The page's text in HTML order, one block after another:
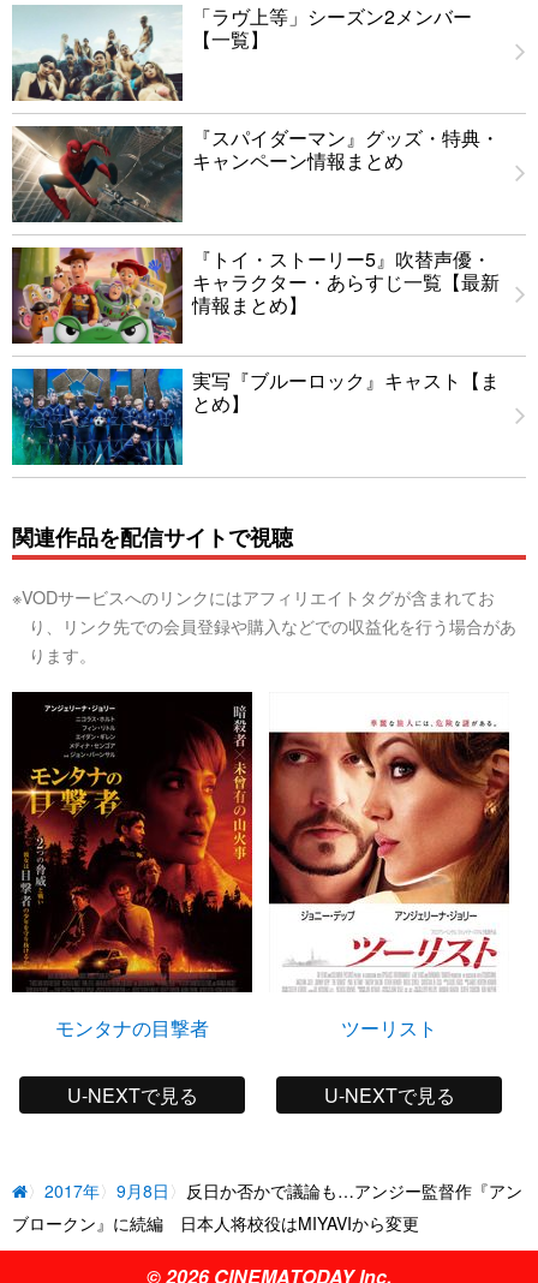
「ラヴ上等」シーズン2メンバー
【一覧】
『スパイダーマン』グッズ・特典・
キャンペーン情報まとめ
『トイ・ストーリー5』吹替声優・
キャラクター・あらすじ一覧【最新
情報まとめ】
実写『ブルーロック』キャスト【ま
とめ】
関連作品を配信サイトで視聴
※VODサービスへのリンクにはアフィリエイトタグが含まれてお
り、リンク先での会員登録や購入などでの収益化を行う場合があ
ります。
モンタナの目撃者
U-NEXTで見る
ツーリスト
U-NEXTで見る
2017年 9月8日
反日か否かで議論も…アンジー監督作『アン
ブロークン』に続編 日本人将校役はMIYAVIから変更
© 2026 CINEMATODAY Inc.